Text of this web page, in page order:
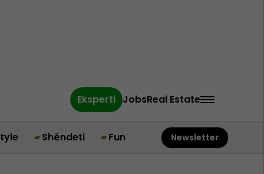
Eksperti JobsReal Estate
Shëndeti Fun Newsletter